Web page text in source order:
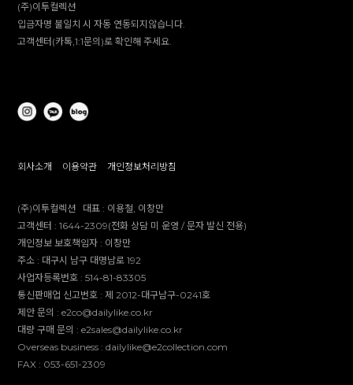
(주)이투컬렉션
입금자명 불일치 시 자동 연동되지않습니다.
고객센터(카톡,1:1문의)로 확인해 주세요.
회사소개 이용약관 개인정보처리방침
(주)이투컬렉션 대표 : 이용철, 이창만
고객센터 :1644-2309(전화 상담 미 운영 / 문자 발신 전용)
개인정보 보호책임자 : 이창만
주소 : 대구시 남구 대명남로 192
사업자등록번호 :514-81-83305
통신판매업 신고번호 :제 2012-대구남구-0241호
제안 문의 : e2co@dailylike.co.kr
대량 구매 문의 : e2sales@dailylike.co.kr
Overseas business : dailylike@e2collection.com
FAX : 053-651-2309